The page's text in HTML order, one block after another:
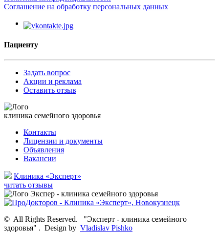
Соглашение на обработку персональных данных
Пациенту
Задать вопрос
Акции и реклама
Оставить отзыв
клиника семейного здоровья
Контакты
Лицензии и документы
Объявления
Вакансии
Клиника «Эксперт»
читать отзывы
© All Rights Reserved.
"Эксперт - клиника семейного
здоровья" . Design by Vladislav Pishko